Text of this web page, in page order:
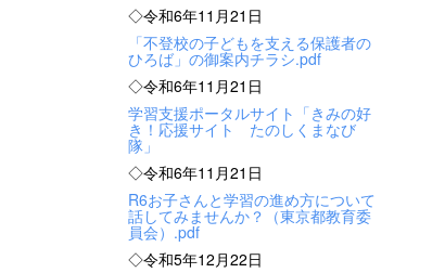
◇令和6年11月21日
「不登校の子どもを支える保護者の
ひろば」の御案内チラシ.pdf
◇令和6年11月21日
学習支援ポータルサイト「きみの好
き！応援サイト たのしくまなび
隊」
◇令和6年11月21日
R6お子さんと学習の進め方について
話してみませんか？（東京都教育委
員会）.pdf
◇令和5年12月22日